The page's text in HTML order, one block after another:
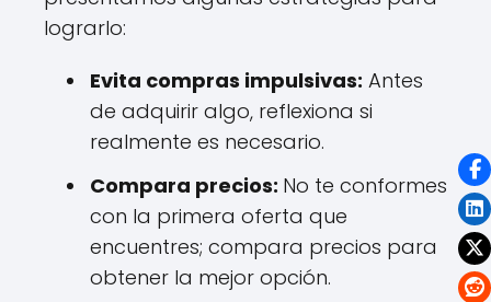
lograrlo:
Evita compras impulsivas: Antes
de adquirir algo, reflexiona si
realmente es necesario.
Compara precios: No te conformes
con la primera oferta que
encuentres; compara precios para
obtener la mejor opción.